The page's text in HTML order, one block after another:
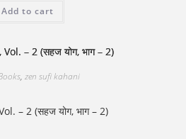
₹350.00.
Add to cart
, zen sufi kahani
– 2 (सहज योग, भाग – 2)